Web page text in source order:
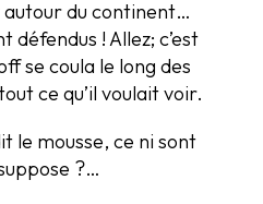
autour du continent…
défendus ! Allez; c’est
se coula le long des
ce qu’il voulait voir.
le mousse, ce ni sont
?…